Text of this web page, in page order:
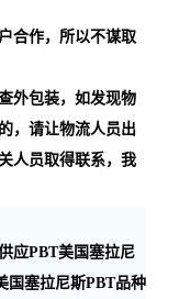
合作，所以不谋取
外包装，如发现物
，请让物流人员出
人员取得联系，我
应PBT美国塞拉尼
国塞拉尼斯PBT品种